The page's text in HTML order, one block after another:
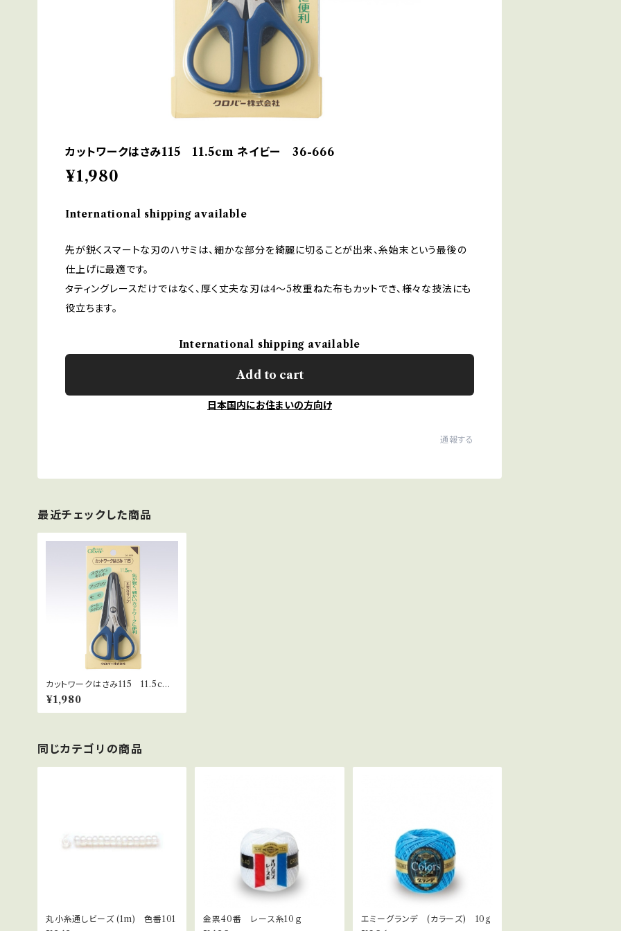
カットワークはさみ115 11.5cm ネイビー 36-666
¥1,980
International shipping available
先が鋭くスマートな刃のハサミは、細かな部分を綺麗に切ることが出来、糸始末という最後の
仕上げに最適です。
タティングレースだけではなく、厚く丈夫な刃は4～5枚重ねた布もカットでき、様々な技法にも
役立ちます。
International shipping available
Add to cart
日本国内にお住まいの方向け
通報する
最近チェックした商品
カットワークはさみ115 11.5cm
ネイビー 36-666
¥1,980
同じカテゴリの商品
丸小糸通しビーズ (1m) 色番101 金票40番 レース糸10ｇ エミーグランデ (カラーズ) 10g